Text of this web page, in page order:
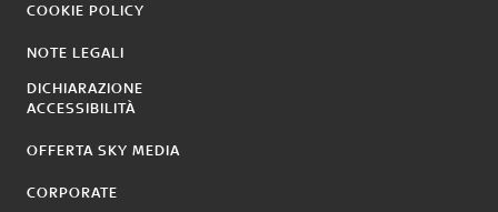
COOKIE POLICY
NOTE LEGALI
DICHIARAZIONE
ACCESSIBILITÀ
OFFERTA SKY MEDIA
CORPORATE